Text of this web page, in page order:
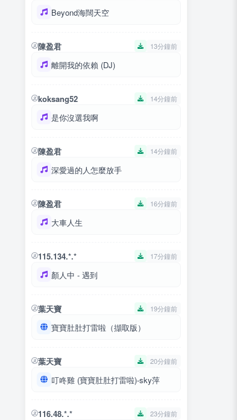
Beyond海闊天空
陳盈君 13分鐘前
離開我的依賴 (DJ)
koksang52 14分鐘前
是你沒選我啊
陳盈君 14分鐘前
深愛過的人怎麼放手
陳盈君 16分鐘前
大車人生
115.134.*.* 17分鐘前
顏人中 - 遇到
葉天寶 19分鐘前
寶寶肚肚打雷啦（擷取版）
葉天寶 20分鐘前
叮咚雞 (寶寶肚肚打雷啦)-sky萍
116.48.*.* 23分鐘前